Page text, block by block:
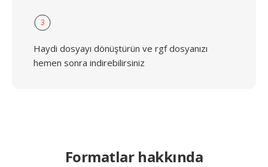
3
Haydi dosyayı dönüştürün ve rgf dosyanızı
hemen sonra indirebilirsiniz
Formatlar hakkında